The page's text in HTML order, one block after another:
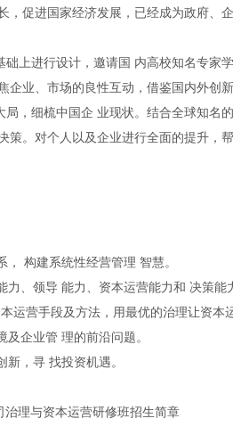
促进国家经济发展，已经成为政府、
上进行设计，邀请国 内高校知名专家
业、市场的良性互动，借鉴国内外创
，细梳中国企 业现状。结合全球知名
。对个人以及企业进行全面的提升，
构建系统性经营管理 智慧。
、领导 能力、资本运营能力和 决策能
运营手段及方法，用最优的治理让资本
企业管 理的前沿问题。
，寻 找投资机遇。